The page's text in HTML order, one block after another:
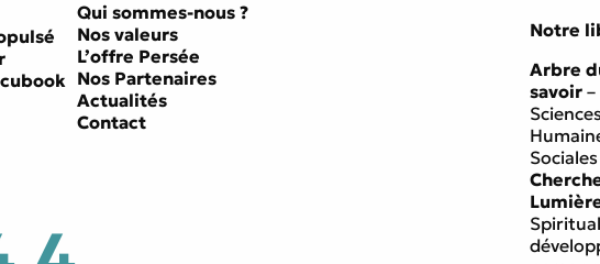
Qui sommes-nous ?
Nos valeurs
L’offre Persée
Nos Partenaires
Actualités
Contact
Notre
Arbre
savoir –
Sciences
Sociales